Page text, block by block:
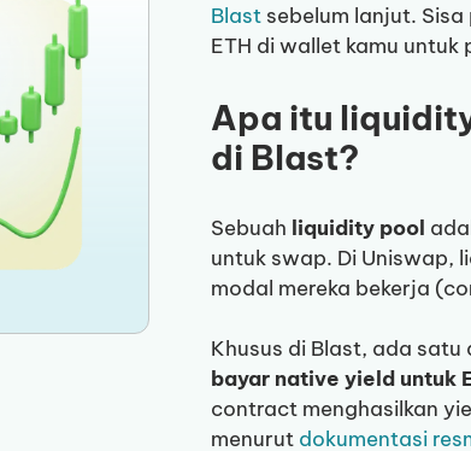
Blast sebelum lanjut.
ETH di wallet kamu untuk
Apa itu
di Blast?
Sebuah liquidity pool
untuk swap. Di Uniswap,
modal mereka bekerja
Khusus di Blast, ada
bayar native yield untuk
contract menghasilkan
menurut dokumentasi